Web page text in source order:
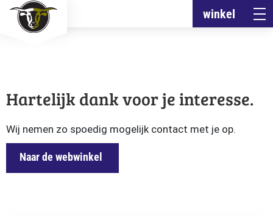
winkel
Hartelijk dank voor je interesse.
Wij nemen zo spoedig mogelijk contact met je op.
Naar de webwinkel